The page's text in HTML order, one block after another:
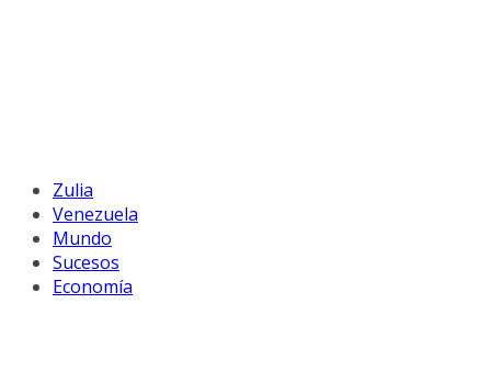
Zulia
Venezuela
Mundo
Sucesos
Economía